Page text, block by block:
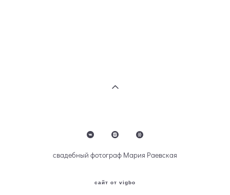
свадебный фотограф Мария Раевская
сайт от vigbo